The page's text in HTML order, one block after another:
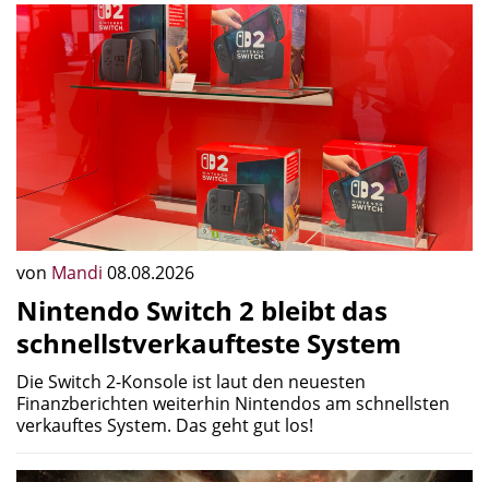
von Mandi 08.08.2026
Nintendo Switch 2 bleibt das
schnellstverkaufteste System
Die Switch 2-Konsole ist laut den neuesten
Finanzberichten weiterhin Nintendos am schnellsten
verkauftes System. Das geht gut los!